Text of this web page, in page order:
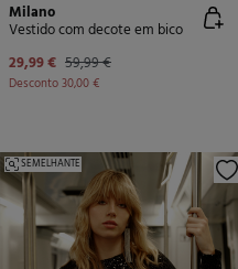
Milano
Vestido com decote em bico
29,99 € 59,99 €
Desconto30,00 €
SEMELHANTE